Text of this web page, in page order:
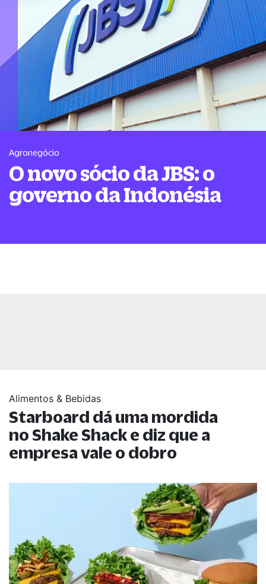
Agronegócio
O novo sócio da JBS: o
governo da Indonésia
Alimentos & Bebidas
Starboard dá uma mordida
no Shake Shack e diz que a
empresa vale o dobro